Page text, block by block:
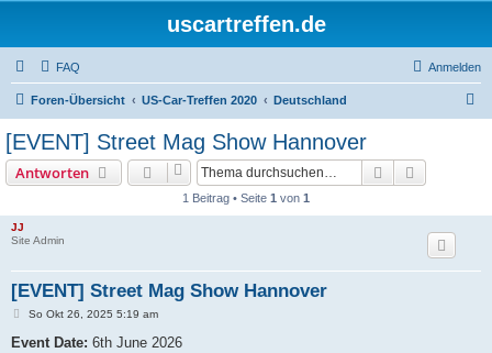
uscartreffen.de
FAQ Anmelden
Foren-Übersicht US-Car-Treffen 2020 Deutschland
[EVENT] Street Mag Show Hannover
Antworten Suche
1 Beitrag • Seite 1 von 1
JJ
Site Admin
[EVENT] Street Mag Show Hannover
B
i
So Okt 26, 2025 5:19 am
Event Date: 6th June 2026